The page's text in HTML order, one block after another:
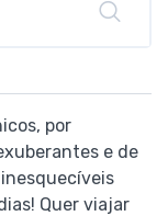
por
e de
Quer viajar